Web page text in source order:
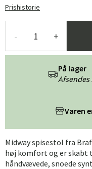
Prishistorie
- +
Varen
På lager
Midway spisestol fra
høj komfort og er skabt
håndvævede, snoede